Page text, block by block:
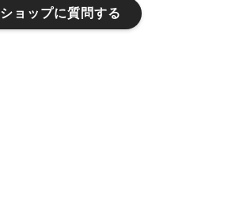
ショップに質問する